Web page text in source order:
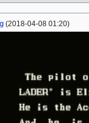
(2018-04-08 01:20)